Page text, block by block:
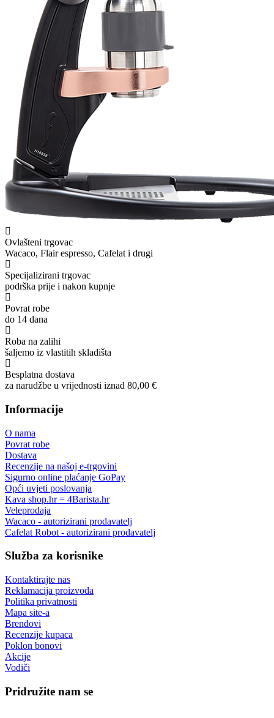
Ovlašteni trgovac
Wacaco, Flair espresso, Cafelat i drugi
Specijalizirani trgovac
podrška prije i nakon kupnje
Povrat robe
do 14 dana
Roba na zalihi
šaljemo iz vlastitih skladišta
Besplatna dostava
za narudžbe u vrijednosti iznad 80,00 €
Informacije
O nama
Povrat robe
Dostava
Recenzije na našoj e-trgovini
Sigurno online plaćanje GoPay
Opći uvjeti poslovanja
Kava shop.hr = 4Barista.hr
Veleprodaja
Wacaco - autorizirani prodavatelj
Cafelat Robot - autorizirani prodavatelj
Služba za korisnike
Kontaktirajte nas
Reklamacija proizvoda
Politika privatnosti
Mapa site-a
Brendovi
Recenzije kupaca
Poklon bonovi
Akcije
Vodiči
Pridružite nam se